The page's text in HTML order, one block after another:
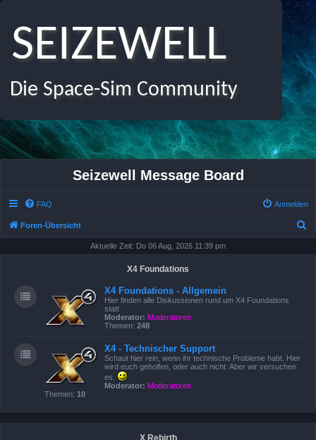
SEIZEWELL
Die Space-Sim Community
Seizewell Message Board
FAQ Anmelden
Foren-Übersicht
Aktuelle Zeit: Do 06 Aug, 2026 11:39 pm
X4 Foundations
X4 Foundations - Allgemein
Hier finden alle Diskussionen rund um X4 Foundations
statt
Moderator: Moderatoren
Themen: 248
X4 - Technischer Support
Schaut hier rein, wenn ihr technische Probleme habt. Hier
wird euch geholfen, oder auch nicht. Aber wir versuchen
es.
Moderator: Moderatoren
Themen: 10
X Rebirth